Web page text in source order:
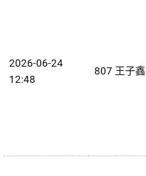
2026-06-24
12:48
807 王子鑫